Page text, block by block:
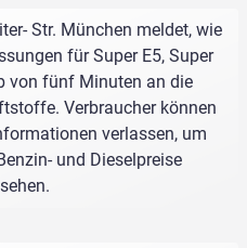
Str. München meldet, wie
für Super E5, Super
von fünf Minuten an die
Verbraucher können
verlassen, um
und Dieselpreise